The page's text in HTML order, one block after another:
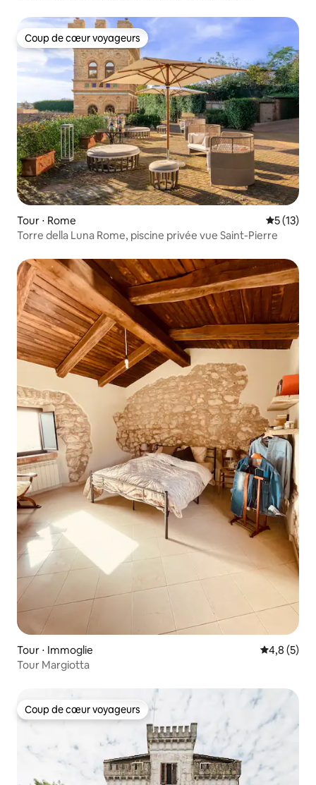
Coup de cœur voyageurs
Coup de cœur voyageurs
Tour ⋅ Rome
5 (13)
Torre della Luna Rome, piscine privée vue Saint-Pierre
Tour ⋅ Immoglie Évaluation
4,8 (5)
Tour Margiotta
Coup de cœur voyageurs
Coup de cœur voyageurs